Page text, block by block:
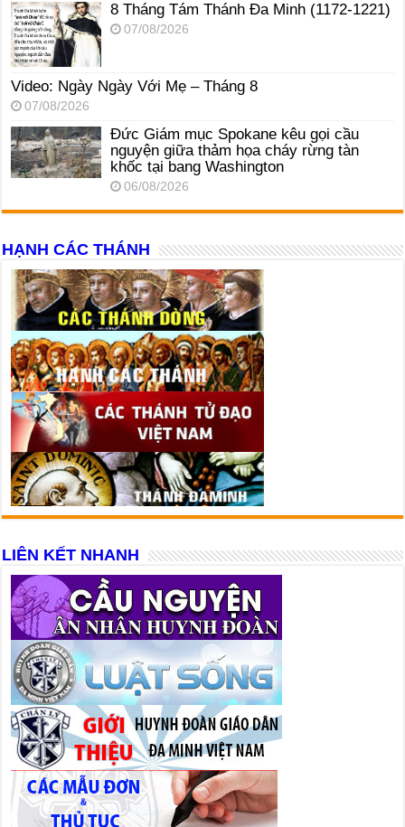
8 Tháng Tám Thánh Ða Minh (1172-1221)
07/08/2026
Video: Ngày Ngày Với Mẹ – Tháng 8
07/08/2026
Đức Giám mục Spokane kêu gọi cầu
nguyện giữa thảm họa cháy rừng tàn
khốc tại bang Washington
06/08/2026
HẠNH CÁC THÁNH
LIÊN KẾT NHANH